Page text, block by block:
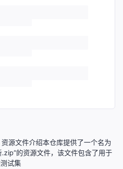
源文件介绍本仓库提供了一个名为
.zip”的资源文件，该文件包含了用于
试集